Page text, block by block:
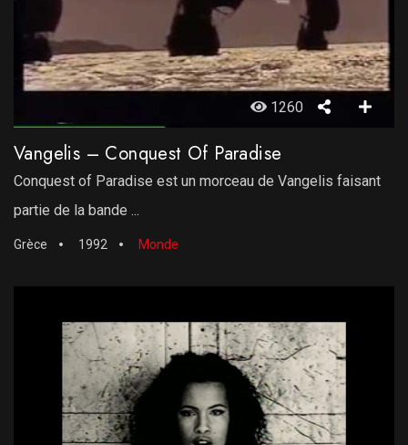
1260
Vangelis – Conquest Of Paradise
Conquest of Paradise est un morceau de Vangelis faisant
partie de la bande ...
Grèce 1992 Monde